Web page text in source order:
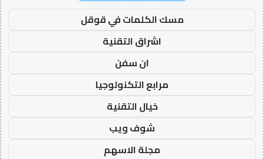
مسك الكلمات في قوقل
اشراق التقنية
ان سفن
مرابع التكنولوجيا
خيال التقنية
شوف ويب
مجلة الاسهم